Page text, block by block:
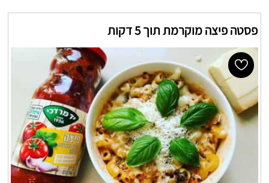
פסטה פיצה מוקרמת תוך 5 דקות